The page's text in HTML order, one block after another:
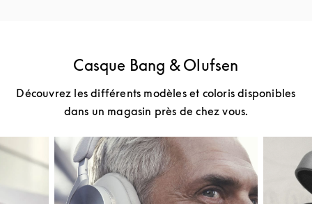
Casque Bang & Olufsen
Découvrez les différents modèles et coloris disponibles
dans un magasin près de chez vous.